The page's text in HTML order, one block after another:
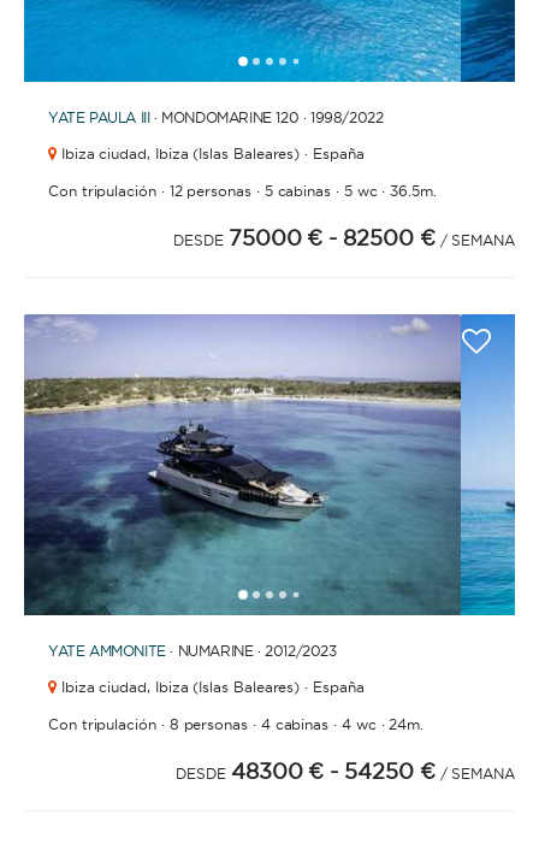
12345 7 89101112131415161718
YATE PAULA III· MONDOMARINE 120 · 1998/2022
Ibiza ciudad, Ibiza (Islas Baleares) · España
Con tripulación· 12 personas· 5 cabinas · 5 wc·36.5m.
DESDE 75000 € - 82500 € / SEMANA
12345 1213 1617
YATE AMMONITE· NUMARINE · 2012/2023
Ibiza ciudad, Ibiza (Islas Baleares) · España
Con tripulación· 8 personas· 4 cabinas · 4 wc· 24m.
DESDE 48300 € - 54250 € / SEMANA